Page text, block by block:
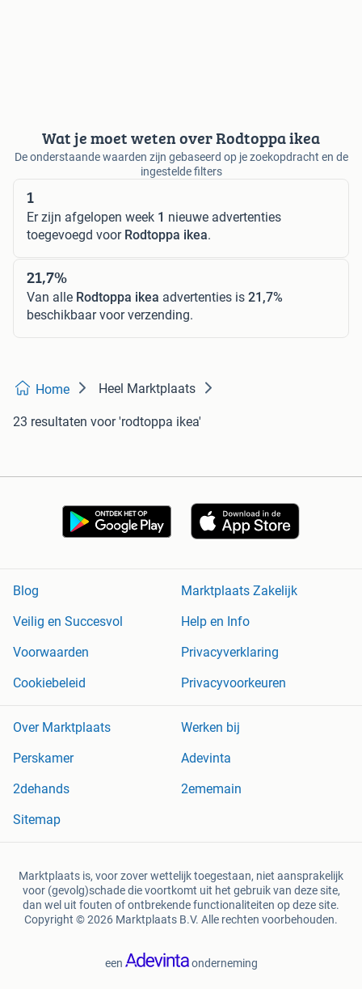
Wat je moet weten over Rodtoppa ikea
De onderstaande waarden zijn gebaseerd op je zoekopdracht en de
ingestelde filters
1
Er zijn afgelopen week 1 nieuwe advertenties
toegevoegd voor Rodtoppa ikea.
21,7%
Van alle Rodtoppa ikea advertenties is 21,7%
beschikbaar voor verzending.
Home Heel Marktplaats
23 resultaten voor 'rodtoppa ikea'
Blog
Marktplaats Zakelijk
Veilig en Succesvol
Help en Info
Voorwaarden
Privacyverklaring
Cookiebeleid
Privacyvoorkeuren
Over Marktplaats
Werken bij
Perskamer
Adevinta
2dehands
2ememain
Sitemap
Marktplaats is, voor zover wettelijk toegestaan, niet aansprakelijk
voor (gevolg)schade die voortkomt uit het gebruik van deze site,
dan wel uit fouten of ontbrekende functionaliteiten op deze site.
Copyright © 2026 Marktplaats B.V. Alle rechten voorbehouden.
een onderneming